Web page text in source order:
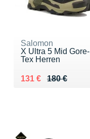
Salomon
X Ultra 5 Mid Gore-
Tex Herren
180 €
Au lieu de 180 €
131 €
Vendu 131 €